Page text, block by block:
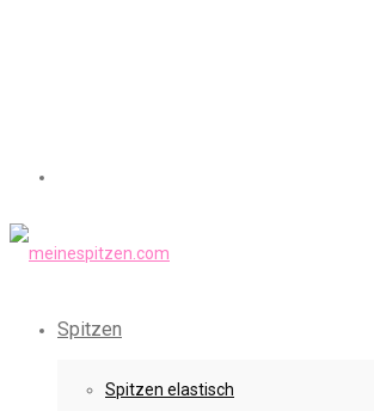
Spitzen
Spitzen elastisch